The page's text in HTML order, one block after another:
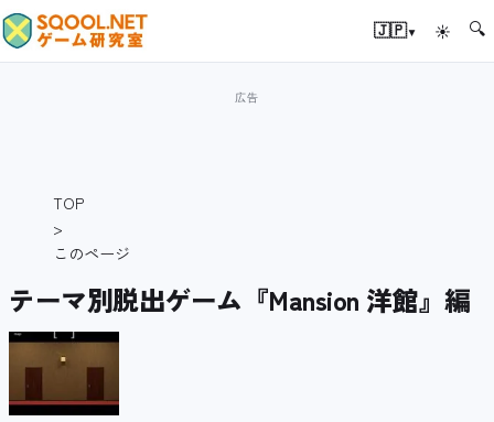
🇯🇵▾ ☀ 🔍
TOP
>
このページ
テーマ別脱出ゲーム『Mansion 洋館』編